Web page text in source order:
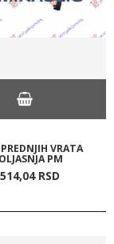
VRATA
PM
04 RSD